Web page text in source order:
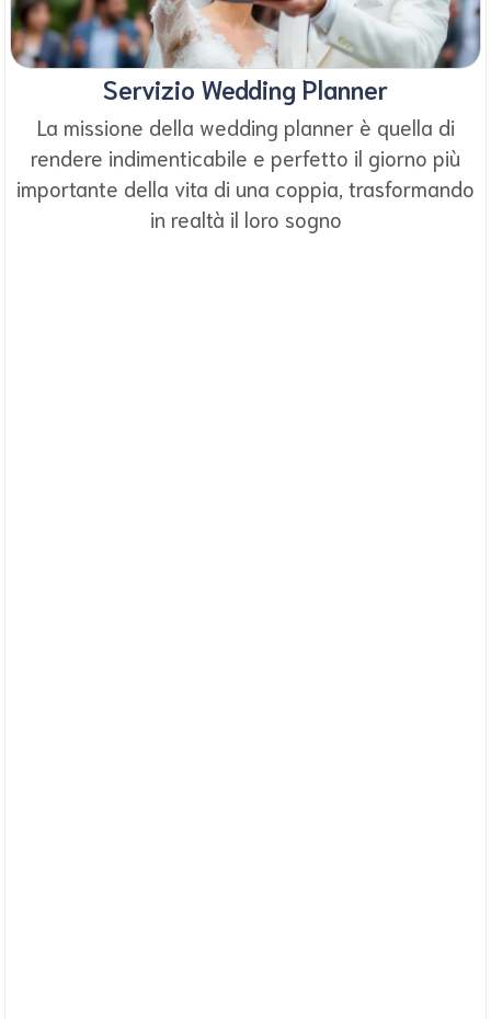
Servizio Wedding Planner
La missione della wedding planner è quella di
rendere indimenticabile e perfetto il giorno più
importante della vita di una coppia, trasformando
in realtà il loro sogno